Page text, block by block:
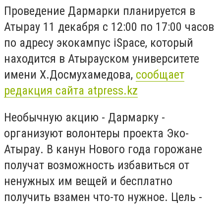
Проведение Дармарки планируется в
Атырау 11 декабря с 12:00 по 17:00 часов
по адресу экокампус iSpace, который
находится в Атырауском университете
имени Х.Досмухамедова, сообщает
редакция сайта atpress.kz
Необычную акцию - Дармарку -
организуют волонтеры проекта Эко-
Атырау. В канун Нового года горожане
получат возможность избавиться от
ненужных им вещей и бесплатно
получить взамен что-то нужное. Цель -